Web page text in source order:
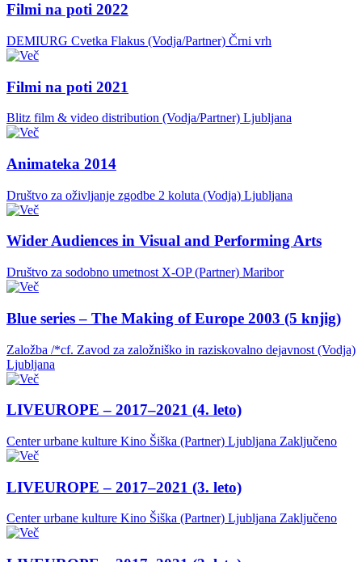
Filmi na poti 2022
DEMIURG Cvetka Flakus (Vodja/Partner) Črni vrh
Filmi na poti 2021
Blitz film & video distribution (Vodja/Partner) Ljubljana
Animateka 2014
Društvo za oživljanje zgodbe 2 koluta (Vodja) Ljubljana
Wider Audiences in Visual and Performing Arts
Društvo za sodobno umetnost X-OP (Partner) Maribor
Blue series – The Making of Europe 2003 (5 knjig)
Založba /*cf. Zavod za založniško in raziskovalno dejavnost (Vodja)
Ljubljana
LIVEUROPE – 2017–2021 (4. leto)
Center urbane kulture Kino Šiška (Partner) Ljubljana Zaključeno
LIVEUROPE – 2017–2021 (3. leto)
Center urbane kulture Kino Šiška (Partner) Ljubljana Zaključeno